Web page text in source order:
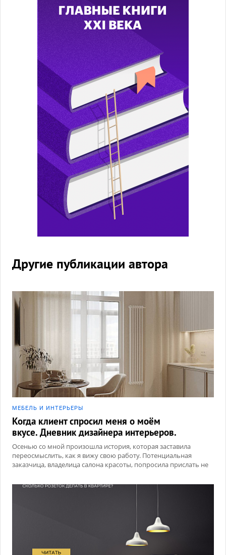
Другие публикации автора
МЕБЕЛЬ И ИНТЕРЬЕРЫ
Когда клиент спросил меня о моём
вкусе. Дневник дизайнера интерьеров.
Осенью со мной произошла история, которая заставила
переосмыслить, как я вижу свою работу. Потенциальная
заказчица, владелица салона красоты, попросила прислать не
нравятся именно мне.